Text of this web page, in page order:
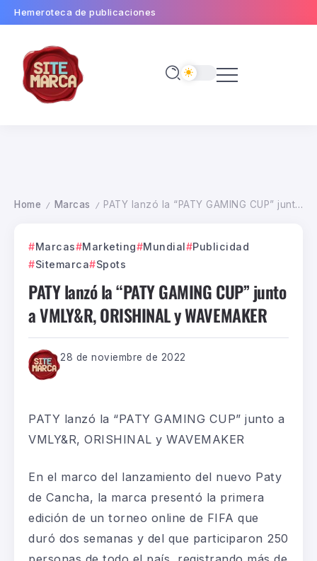
Hemeroteca de publicaciones
Home / Marcas / PATY lanzó la “PATY GAMING CUP” junto a VMLY&R, ORISHINAL y WAVEMAKER
Marcas Marketing Mundial
Publicidad
Sitemarca
Spots
PATY lanzó la “PATY GAMING CUP” junto
a VMLY&R, ORISHINAL y WAVEMAKER
28 de noviembre de 2022
PATY lanzó la “PATY GAMING CUP” junto a
VMLY&R, ORISHINAL y WAVEMAKER
En el marco del lanzamiento del nuevo Paty
de Cancha, la marca presentó la primera
edición de un torneo online de FIFA que
duró dos semanas y del que participaron 250